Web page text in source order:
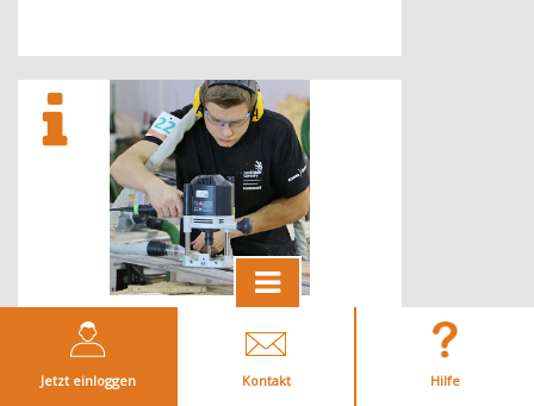
[Cocoon] About (Text with Image) überspringen
Weltmeisterschaften
Jetzt einloggen Kontakt Hilfe